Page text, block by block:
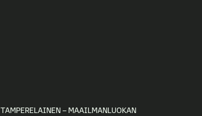
TAMPERELAINEN – MAAILMANLUOKAN